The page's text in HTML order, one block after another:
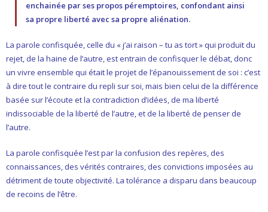
enchainée par ses propos péremptoires, confondant ainsi
sa propre liberté avec sa propre aliénation.
La parole confisquée, celle du « j’ai raison – tu as tort » qui produit du
rejet, de la haine de l’autre, est entrain de confisquer le débat, donc
un vivre ensemble qui était le projet de l’épanouissement de soi : c’est
à dire tout le contraire du repli sur soi, mais bien celui de la différence
basée sur l’écoute et la contradiction d’idées, de ma liberté
indissociable de la liberté de l’autre, et de la liberté de penser de
l’autre.
La parole confisquée l’est par la confusion des repères, des
connaissances, des vérités contraires, des convictions imposées au
détriment de toute objectivité. La tolérance a disparu dans beaucoup
de recoins de l’être.